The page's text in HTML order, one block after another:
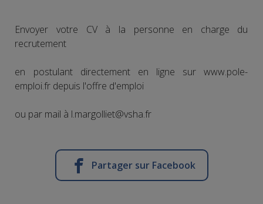
Envoyer votre CV à la personne en charge du
recrutement
en postulant directement en ligne sur www.pole-
emploi.fr depuis l'offre d'emploi
ou par mail à l.margolliet@vsha.fr
Partager sur Facebook